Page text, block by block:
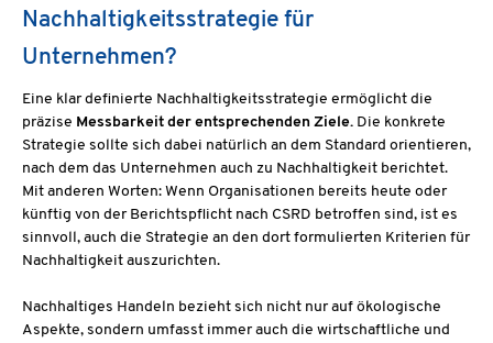
Nachhaltigkeitsstrategie für
Unternehmen?
Eine klar definierte Nachhaltigkeitsstrategie ermöglicht die
präzise Messbarkeit der entsprechenden Ziele. Die konkrete
Strategie sollte sich dabei natürlich an dem Standard orientieren,
nach dem das Unternehmen auch zu Nachhaltigkeit berichtet.
Mit anderen Worten: Wenn Organisationen bereits heute oder
künftig von der Berichtspflicht nach CSRD betroffen sind, ist es
sinnvoll, auch die Strategie an den dort formulierten Kriterien für
Nachhaltigkeit auszurichten.
Nachhaltiges Handeln bezieht sich nicht nur auf ökologische
Aspekte, sondern umfasst immer auch die wirtschaftliche und